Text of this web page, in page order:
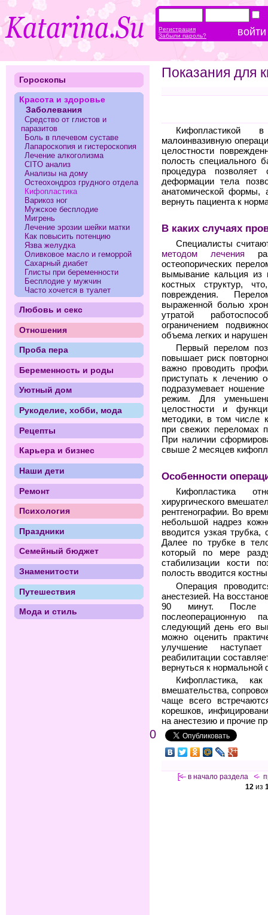
Показания для
Кифопластикой
малоинвазивную
целостности
полость специального
процедура позволяет
деформации тела
анатомической формы,
вернуть пациента к
В каких случаях
Специалисты
методом лечения
остеопорических
вымывание кальция из
костных структур,
повреждения.
выраженной болью
утратой
ограничением
объема легких и
Первый перелом
повышает риск
важно проводить
приступать к лечению
подразумевает
режим. Для
целостности и
методики, в том числе
при свежих переломах
При наличии
свыше 2 месяцев
Особенности
Кифопластика
хирургического
рентгенографии. Во
небольшой надрез
вводится узкая
Далее по трубке в
который по мере
стабилизации кости
полость вводится
Операция
анестезией. На
90 минут. После
послеоперационную
следующий день его
можно оценить
улучшение
реабилитации
вернуться к нормальной
Кифопластика,
вмешательства,
чаще всего
корешков,
на анестезию и прочие
0
[<— в начало раздела <-
12 из
Гороскопы
Красота и здоровье
Заболевания
Средство от глистов и
паразитов
Боль в плечевом суставе
Лапароскопия и гистероскопия
Лечение алкоголизма
CITO анализ
Анализы на дому
Остеохондроз грудного отдела
Кифопластика
Варикоз ног
Мужское бесплодие
Мигрень
Лечение эрозии шейки матки
Как повысить потенцию
Язва желудка
Оливковое масло и геморрой
Сахарный диабет
Глисты при беременности
Бесплодие у мужчин
Часто хочется в туалет
Любовь и секс
Отношения
Проба пера
Беременность и роды
Уютный дом
Рукоделие, хобби, мода
Рецепты
Карьера и бизнес
Наши дети
Ремонт
Психология
Праздники
Семейный бюджет
Знаменитости
Путешествия
Мода и стиль
Регистрация
Забыли пароль?